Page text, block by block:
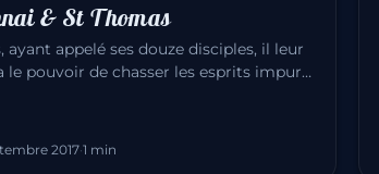
& St Thomas
ayant appelé ses douze disciples, il leur
le pouvoir de chasser les esprits impurs
2017·1 min